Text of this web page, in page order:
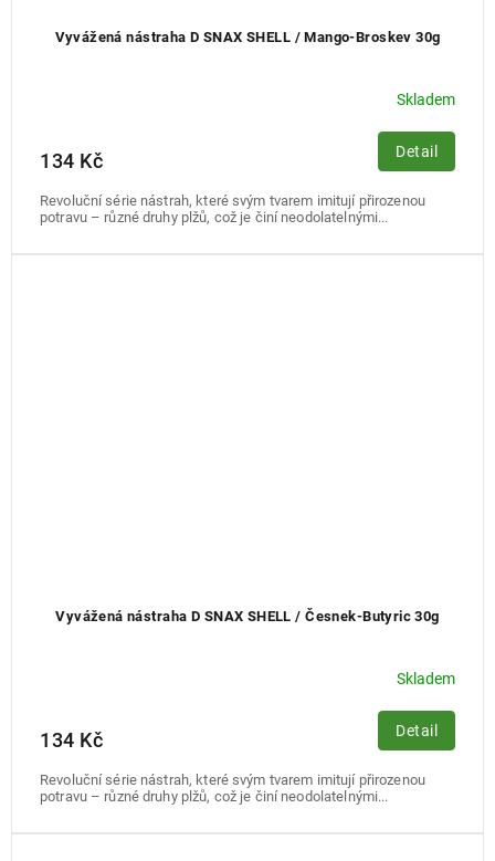
Vyvážená nástraha D SNAX SHELL / Mango-Broskev 30g
Skladem
134 Kč Detail
Revoluční série nástrah, které svým tvarem imitují přirozenou
potravu – různé druhy plžů, což je činí neodolatelnými...
Vyvážená nástraha D SNAX SHELL / Česnek-Butyric 30g
Skladem
134 Kč Detail
Revoluční série nástrah, které svým tvarem imitují přirozenou
potravu – různé druhy plžů, což je činí neodolatelnými...